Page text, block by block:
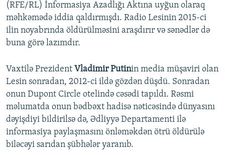
(RFE/RL) İnformasiya Azadlığı Aktına uyğun olaraq
məhkəmədə iddia qaldırmışdı. Radio Lesinin 2015-ci
ilin noyabrında öldürülməsini araşdırır və sənədlər də
buna görə lazımdır.
Vaxtilə Prezident Vladimir Putinin media müşaviri olan
Lesin sonradan, 2012-ci ildə gözdən düşdü. Sonradan
onun Dupont Circle otelində cəsədi tapıldı. Rəsmi
məlumatda onun bədbəxt hadisə nəticəsində dünyasını
dəyişdiyi bildirilsə də, Ədliyyə Departamenti ilə
informasiya paylaşmasını önləməkdən ötrü öldürülə
biləcəyi sarıdan şübhələr yaranıb.